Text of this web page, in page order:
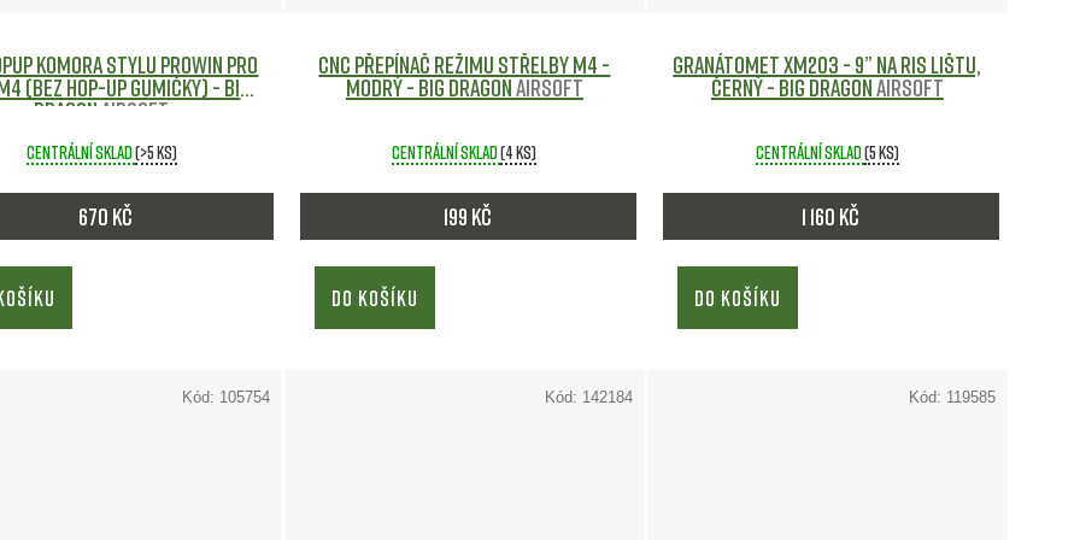
komora stylu ProWin pro
(bez hop-up gumičky) - Big
DragonAirsoft
Centrální sklad(>5 ks)
670 Kč
CNC přepínač režimu střelby M4 -
modrý - Big DragonAirsoft
Centrální sklad(4 ks)
199 Kč
DO KOŠÍKU
Granátomet XM203 - 9” na RIS lištu,
černý - Big DragonAirsoft
Centrální sklad(5 ks)
1 160 Kč
DO KOŠÍKU
Kód: 105754 Kód: 142184 Kód: 119585